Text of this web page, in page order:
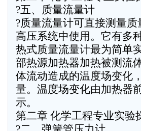
?五、质量流量计
?质量流量计可直接测量
高压系统中使用。它有多
热式质量流量计最为简单
部热源加热器加热被测流
体流动造成的温度场变化
量。温度场变化由加热器
示。
第二章 化学工程专业实验